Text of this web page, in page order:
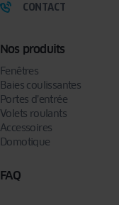
Nos produits
Fenêtres
Baies coulissantes
Portes d’entrée
Volets roulants
Accessoires
Domotique
FAQ
CONTACT